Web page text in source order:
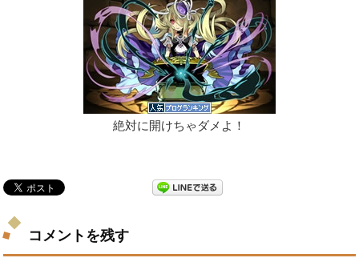
絶対に開けちゃダメよ！
コメントを残す